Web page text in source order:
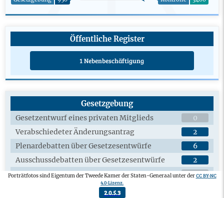
Öffentliche Register
1 Nebenbeschäftigung
Gesetzgebung
Gesetzentwurf eines privaten Mitglieds
0
Verabschiedeter Änderungsantrag
2
Plenardebatten über Gesetzesentwürfe
6
Ausschussdebatten über Gesetzesentwürfe
2
Angenommener Gesetzesentwurf von
0
Porträtfotos sind Eigentum der Tweede Kamer der Staten-Generaal unter derCC BY-NC
4.0-Lizenz.
2.0.5.3